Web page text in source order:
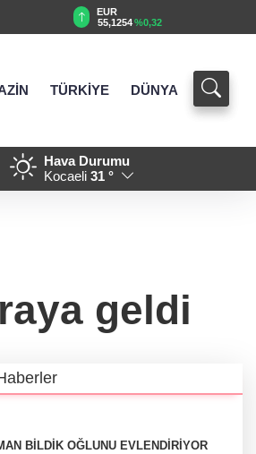
GBP
64,3468 %0,38
TÜRKİYE DÜNYA
18:37 - Denizli'de 160 milyon
Hava Durumu
Kocaeli 31 °
geldi
BİLDİK OĞLUNU EVLENDİRİYOR